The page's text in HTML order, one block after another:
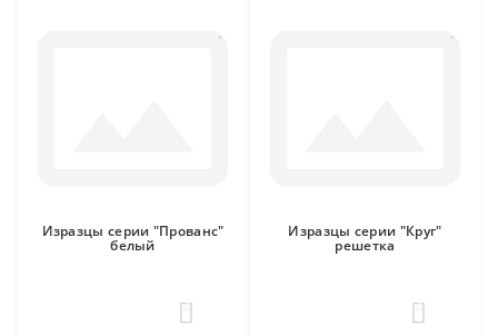
Изразцы серии "Прованс"
белый
0
Изразцы серии "Круг"
решетка
0